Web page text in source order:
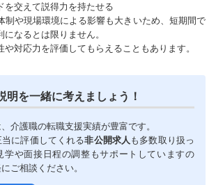
を交えて説得力を持たせる
制や現場環境による影響も大きいため、短期間で
なるとは限りません。
対応力を評価してもらえることもあります。
明を一緒に考えましょう！
介護職の転職支援実績が豊富です。
に評価してくれる非公開求人 も多数取り扱っ
学や面接日程の調整もサポートしていますの
ご相談ください。